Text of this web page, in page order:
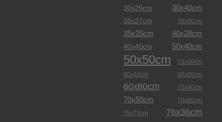
30x25cm 30x40cm
35x27cm 35x30cm
35x35cm 40x28cm
40x40cm 50x40cm
50x50cm
53x30cm
60x40cm
60x50cm
60x60cm 70x40cm
70x50cm
70x65cm
75x74cm
76x36cm